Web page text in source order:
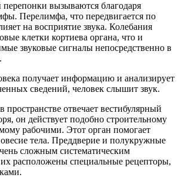
вызываются благодаря
Перелимфа, что передвигается по
на восприятие звука. Колебания
клетки кортиева органа, что и
звуковые сигналы непосредственно в
получает информацию и анализирует
сведений, человек слышит звук.
пространстве отвечает вестибулярный
он действует подобно строительному
рабочими. Этот орган помогает
тела. Преддверие и полукружные
сложным систематическим
расположены специальные рецепторы,